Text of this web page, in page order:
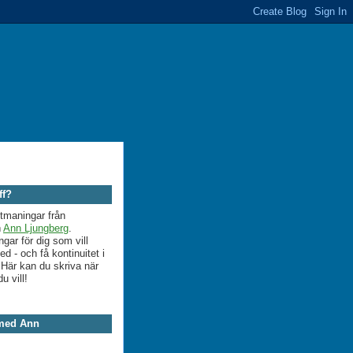
från
Ann Ljungberg
för dig som vill
- och få kontinuitet i
kan du skriva när
vill!
Ann